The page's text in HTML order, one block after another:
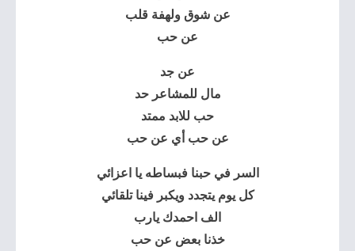
عن شوق ولهفة قلب
عن حب
عن جد
مال للمشاعر حد
حب للابد ممتد
عن حب أي عن حب
السر في حبنا فبساطه يا اعزائي
كل يوم يتجدد ويكبر فينا تلقائي
الف احمدك يارب
خذنا بعض عن حب